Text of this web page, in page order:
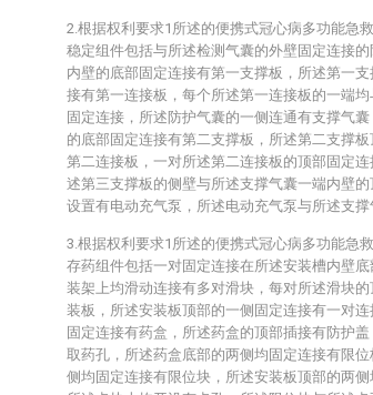
2.根据权利要求1所述的便携式冠心病多功能急
稳定组件包括与所述检测气囊的外壁固定连接
内壁的底部固定连接有第一支撑板，所述第一
接有第一连接板，每个所述第一连接板的一端
固定连接，所述防护气囊的一侧连通有支撑气
的底部固定连接有第二支撑板，所述第二支撑
第二连接板，一对所述第二连接板的顶部固定
述第三支撑板的侧壁与所述支撑气囊一端内壁
设置有电动充气泵，所述电动充气泵与所述支撑
3.根据权利要求1所述的便携式冠心病多功能急
存药组件包括一对固定连接在所述安装槽内壁
装架上均滑动连接有多对滑块，每对所述滑块
装板，所述安装板顶部的一侧固定连接有一对
固定连接有药盒，所述药盒的顶部插接有防护
取药孔，所述药盒底部的两侧均固定连接有限
侧均固定连接有限位块，所述安装板顶部的两